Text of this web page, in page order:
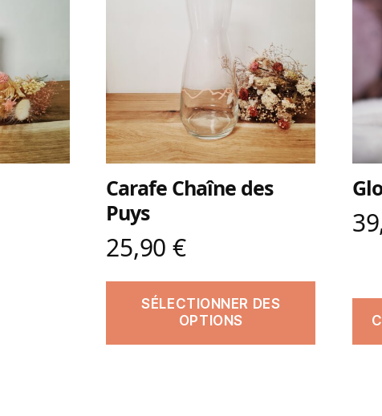
Carafe Chaîne des
Puys
25,90 €
SÉLECTIONNER DES
OPTIONS